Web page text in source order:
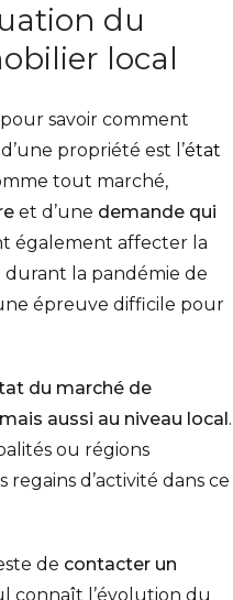
du
local
savoir comment
propriété est l’état
tout marché,
et d’une demande qui
également affecter la
durant la pandémie de
épreuve difficile pour
du marché de
aussi au niveau local.
ou régions
regains d’activité dans ce
de contacter un
connaît l’évolution du